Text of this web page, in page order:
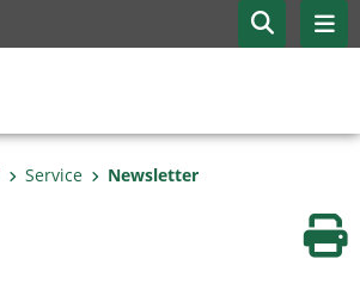
Service Newsletter